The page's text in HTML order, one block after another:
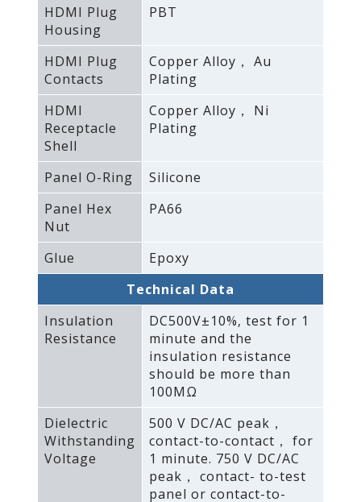
HDMI Plug
Housing
PBT
HDMI Plug
Contacts
Copper Alloy， Au
Plating
HDMI
Receptacle
Shell
Copper Alloy， Ni
Plating
Panel O-Ring
Silicone
Panel Hex
Nut
PA66
Glue
Epoxy
Technical Data
Insulation
Resistance
DC500V±10%‚ test for 1
minute and the
insulation resistance
should be more than
100MΩ
Dielectric
Withstanding
Voltage
500 V DC/AC peak，
contact-to-contact， for
1 minute. 750 V DC/AC
peak， contact- to-test
panel or contact-to-